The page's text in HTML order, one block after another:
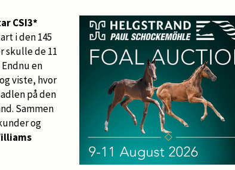
CSI3*
i den 145
skulle de 11
en
viste, hvor
på den
Sammen
og